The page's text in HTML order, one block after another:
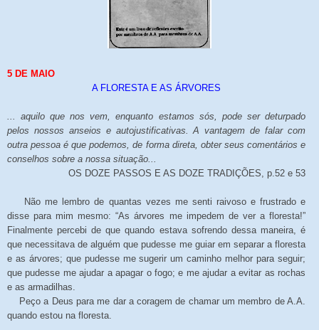
5 DE MAIO
A FLORESTA E AS ÁRVORES
... aquilo que nos vem, enquanto estamos sós, pode ser deturpado
pelos nossos anseios e autojustificativas. A vantagem de falar com
outra pessoa é que podemos, de forma direta, obter seus comentários e
conselhos sobre a nossa situação...
OS DOZE PASSOS E AS DOZE TRADIÇÕES, p.52 e 53
Não me lembro de quantas vezes me senti raivoso e frustrado e
disse para mim mesmo: “As árvores me impedem de ver a floresta!”
Finalmente percebi de que quando estava sofrendo dessa maneira, é
que necessitava de alguém que pudesse me guiar em separar a floresta
e as árvores; que pudesse me sugerir um caminho melhor para seguir;
que pudesse me ajudar a apagar o fogo; e me ajudar a evitar as rochas
e as armadilhas.
Peço a Deus para me dar a coragem de chamar um membro de A.A.
quando estou na floresta.